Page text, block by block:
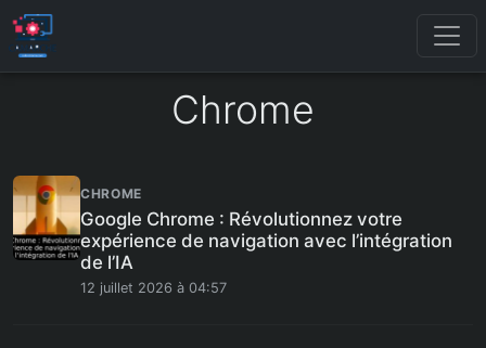
Chrome
CHROME
Google Chrome : Révolutionnez votre
expérience de navigation avec l’intégration
de l’IA
12 juillet 2026 à 04:57